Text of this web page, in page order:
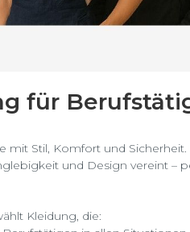
für
mit Stil, Komfort und
und Design vereint
Kleidung, die: